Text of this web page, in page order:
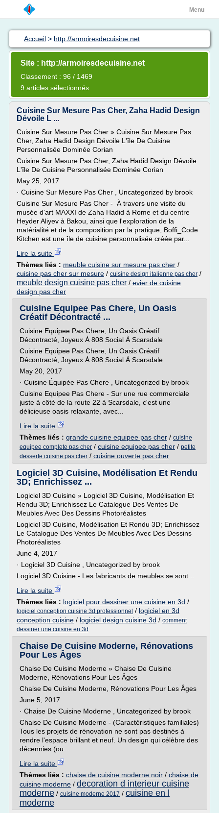
Menu
Accueil > http://armoiresdecuisine.net
Site : http://armoiresdecuisine.net
Classement : 96 / 1469
9 articles sélectionnés
Cuisine Sur Mesure Pas Cher, Zaha Hadid Design
Dévoile L ...
Cuisine Sur Mesure Pas Cher » Cuisine Sur Mesure Pas
Cher, Zaha Hadid Design Dévoile L'île De Cuisine
Personnalisée Dominée Corian
Cuisine Sur Mesure Pas Cher, Zaha Hadid Design Dévoile
L'île De Cuisine Personnalisée Dominée Corian
May 25, 2017
· Cuisine Sur Mesure Pas Cher , Uncategorized by brook
Cuisine Sur Mesure Pas Cher - À travers une visite du
musée d'art MAXXI de Zaha Hadid à Rome et du centre
Heyder Aliyev à Bakou, ainsi que l'exploration de la
matérialité et de la composition par la pratique, Boffi_Code
Kitchen est une île de cuisine personnalisée créée par...
Lire la suite
Thèmes liés : meuble cuisine sur mesure pas cher /
cuisine pas cher sur mesure / cuisine design italienne pas cher /
meuble design cuisine pas cher / evier de cuisine
design pas cher
Cuisine Equipee Pas Chere, Un Oasis
Créatif Décontracté ...
Cuisine Equipee Pas Chere, Un Oasis Créatif
Décontracté, Joyeux À 808 Social À Scarsdale
Cuisine Equipee Pas Chere, Un Oasis Créatif
Décontracté, Joyeux À 808 Social À Scarsdale
May 20, 2017
· Cuisine Équipée Pas Chere , Uncategorized by brook
Cuisine Equipee Pas Chere - Sur une rue commerciale
juste à côté de la route 22 à Scarsdale, c'est une
délicieuse oasis relaxante, avec...
Lire la suite
Thèmes liés : grande cuisine equipee pas cher / cuisine
equipee complete pas cher / cuisine equipee pas cher / petite
desserte cuisine pas cher / cuisine ouverte pas cher
Logiciel 3D Cuisine, Modélisation Et Rendu
3D; Enrichissez ...
Logiciel 3D Cuisine » Logiciel 3D Cuisine, Modélisation Et
Rendu 3D; Enrichissez Le Catalogue Des Ventes De
Meubles Avec Des Dessins Photoréalistes
Logiciel 3D Cuisine, Modélisation Et Rendu 3D; Enrichissez
Le Catalogue Des Ventes De Meubles Avec Des Dessins
Photoréalistes
June 4, 2017
· Logiciel 3D Cuisine , Uncategorized by brook
Logiciel 3D Cuisine - Les fabricants de meubles se sont...
Lire la suite
Thèmes liés : logiciel pour dessiner une cuisine en 3d /
logiciel conception cuisine 3d professionnel / logiciel en 3d
conception cuisine / logiciel design cuisine 3d / comment
dessiner une cuisine en 3d
Chaise De Cuisine Moderne, Rénovations
Pour Les Âges
Chaise De Cuisine Moderne » Chaise De Cuisine
Moderne, Rénovations Pour Les Âges
Chaise De Cuisine Moderne, Rénovations Pour Les Âges
June 5, 2017
· Chaise De Cuisine Moderne , Uncategorized by brook
Chaise De Cuisine Moderne - (Caractéristiques familiales)
Tous les projets de rénovation ne sont pas destinés à
rendre l'espace brillant et neuf. Un design qui célèbre des
décennies (ou...
Lire la suite
Thèmes liés : chaise de cuisine moderne noir / chaise de
cuisine moderne / decoration d interieur cuisine
moderne / cuisine moderne 2017 / cuisine en l
moderne